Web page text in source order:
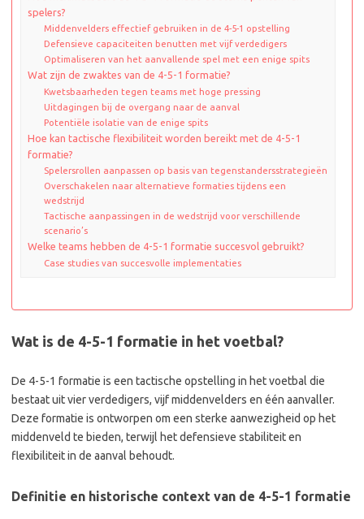
spelers?
Middenvelders effectief gebruiken in de 4-5-1 opstelling
Defensieve capaciteiten benutten met vijf verdedigers
Optimaliseren van het aanvallende spel met een enige spits
Wat zijn de zwaktes van de 4-5-1 formatie?
Kwetsbaarheden tegen teams met hoge pressing
Uitdagingen bij de overgang naar de aanval
Potentiële isolatie van de enige spits
Hoe kan tactische flexibiliteit worden bereikt met de 4-5-1
formatie?
Spelersrollen aanpassen op basis van tegenstandersstrategieën
Overschakelen naar alternatieve formaties tijdens een
wedstrijd
Tactische aanpassingen in de wedstrijd voor verschillende
scenario’s
Welke teams hebben de 4-5-1 formatie succesvol gebruikt?
Case studies van succesvolle implementaties
Wat is de 4-5-1 formatie in het voetbal?
De 4-5-1 formatie is een tactische opstelling in het voetbal die
bestaat uit vier verdedigers, vijf middenvelders en één aanvaller.
Deze formatie is ontworpen om een sterke aanwezigheid op het
middenveld te bieden, terwijl het defensieve stabiliteit en
flexibiliteit in de aanval behoudt.
Definitie en historische context van de 4-5-1 formatie